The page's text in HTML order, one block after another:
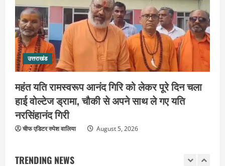
उत्तराखंड
महंत यति रामस्वरूप आनंद गिरि को लेकर पूरे दिन चला
हाई वोल्टेज ड्रामा, चौकी से अपने साथ ले गए यति
नरसिंहानंद गिरी
चीफ एडिटर रुपेश वालिया August 5, 2026
TRENDING NEWS
5
विकास प्राधिकरण, जलपान व प्रसाद वितरण
से जीता श्रद्धालुओं का दिल
August 5, 2026
1
2036 ओलंपिक का सपना लेकर निकलेगी
आशीर्वाद
August 6, 2026
एसआईआर के तहत जारी किए जा रहे नोटिसों